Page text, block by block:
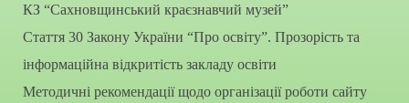
КЗ “Сахновщинський краєзнавчий музей”
Стаття 30 Закону України “Про освіту”. Прозорість та
інформаційна відкритість закладу освіти
Методичні рекомендації щодо організації роботи сайту